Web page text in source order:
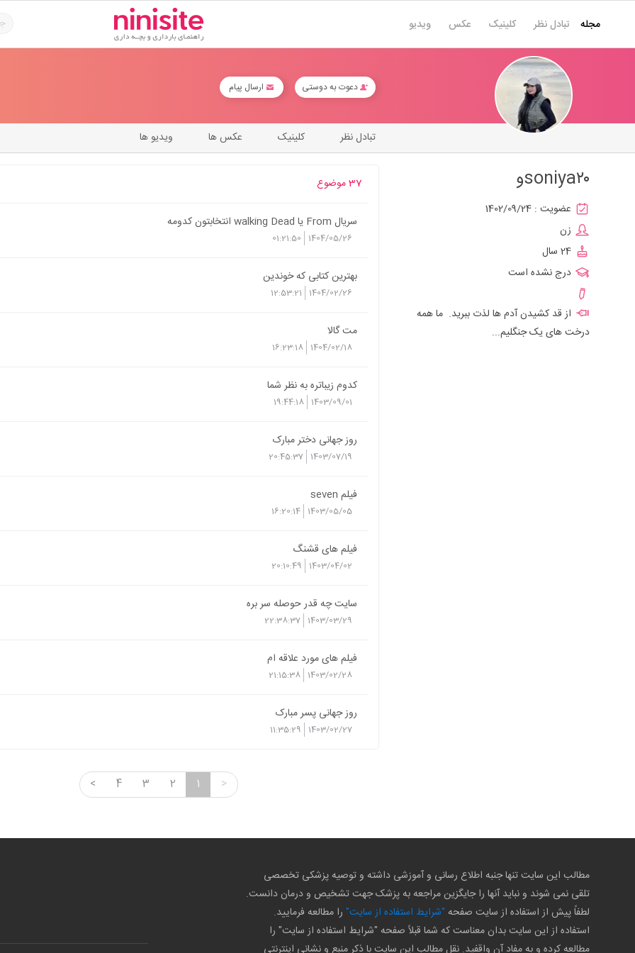
مجله تبادل نظر کلینیک عکس ویدیو
دعوت به دوستی ارسال پیام
ویدیو ها عکس ها کلینیک تبادل نظر
soniya۲۰و
عضویت : 1402/09/24
زن
24 سال
درج نشده است
از قد کشیدن آدم ها لذت ببرید. ما همه
درخت های یک جنگلیم...
37 موضوع
سریال From یا walking Dead انتخابتون کدومه
1404/05/26
01:21:50
بهترین کتابی که خوندین
1404/02/26
12:53:21
مت گالا
1404/02/18
16:23:18
کدوم زیباتره به نظر شما
1403/09/01
19:44:18
روز جهانی دختر مبارک
1403/07/19
20:45:37
فیلم seven
1403/05/05
16:20:14
فیلم های قشنگ
1403/04/02
20:10:49
سایت چه قدر حوصله سر بره
1403/03/29
22:38:37
فیلم های مورد علاقه ام
1403/02/28
21:15:38
روز جهانی پسر مبارک
1403/02/27
11:35:29
>
1
2
3
4
<
مطالب این سایت تنها جنبه اطلاع رسانی و آموزشی داشته و توصیه پزشکی تخصصی
تلقی نمی شوند و نباید آنها را جایگزین مراجعه به پزشک جهت تشخیص و درمان دانست.
لطفاً پیش از استفاده از سایت صفحه "شرایط استفاده از سایت" را مطالعه فرمایید.
استفاده از این سایت بدان معناست که شما قبلاً صفحه "شرایط استفاده از سایت" را
مطالعه کرده و به مفاد آن واقفید. نقل مطالب این سایت با ذکر منبع و نشانی اینترنتی